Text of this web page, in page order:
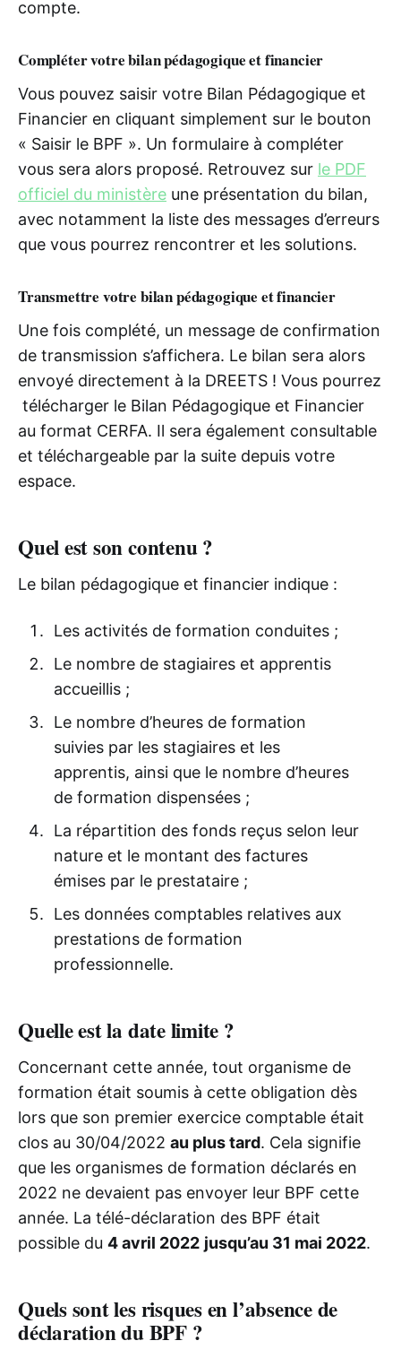
compte.
Compléter votre bilan pédagogique et financier
Vous pouvez saisir votre Bilan Pédagogique et
Financier en cliquant simplement sur le bouton
« Saisir le BPF ». Un formulaire à compléter
vous sera alors proposé. Retrouvez sur le PDF
officiel du ministère une présentation du bilan,
avec notamment la liste des messages d’erreurs
que vous pourrez rencontrer et les solutions.
Transmettre votre bilan pédagogique et financier
Une fois complété, un message de confirmation
de transmission s’affichera. Le bilan sera alors
envoyé directement à la DREETS ! Vous pourrez
télécharger le Bilan Pédagogique et Financier
au format CERFA. Il sera également consultable
et téléchargeable par la suite depuis votre
espace.
Quel est son contenu ?
Le bilan pédagogique et financier indique :
Les activités de formation conduites ;
Le nombre de stagiaires et apprentis
accueillis ;
Le nombre d’heures de formation
suivies par les stagiaires et les
apprentis, ainsi que le nombre d’heures
de formation dispensées ;
La répartition des fonds reçus selon leur
nature et le montant des factures
émises par le prestataire ;
Les données comptables relatives aux
prestations de formation
professionnelle.
Quelle est la date limite ?
Concernant cette année, tout organisme de
formation était soumis à cette obligation dès
lors que son premier exercice comptable était
clos au 30/04/2022 au plus tard. Cela signifie
que les organismes de formation déclarés en
2022 ne devaient pas envoyer leur BPF cette
année. La télé-déclaration des BPF était
possible du 4 avril 2022 jusqu’au 31 mai 2022.
Quels sont les risques en l’absence de
déclaration du BPF ?